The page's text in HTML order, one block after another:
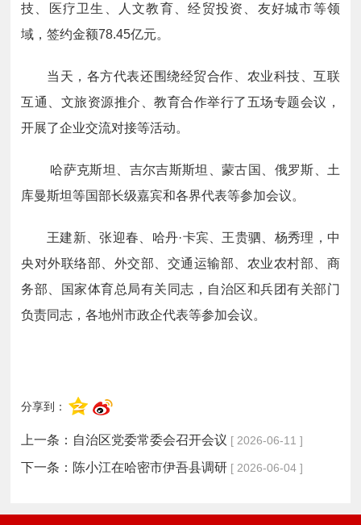
技、医疗卫生、人文教育、经贸投资、友好城市等领
域，签约金额78.45亿元。
当天，各方代表还围绕经贸合作、农业科技、互联
互通、文旅资源推介、教育合作举行了五场专题会议，
开展了企业交流对接等活动。
哈萨克斯坦、吉尔吉斯斯坦、蒙古国、俄罗斯、土
库曼斯坦等国部长级嘉宾和各界代表等参加会议。
王建新、张迎春、哈丹·卡宾、王贵驷、杨秀理，中
央对外联络部、外交部、交通运输部、农业农村部、商
务部、国家体育总局有关同志，自治区和兵团有关部门
负责同志，各地州市政企代表等参加会议。
分享到：
上一条： 自治区党委常委会召开会议 [ 2026-06-11 ]
下一条： 陈小江在哈密市伊吾县调研 [ 2026-06-04 ]